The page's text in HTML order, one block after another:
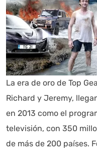
La era de oro de Top
Richard y Jeremy,
en 2013 como el
televisión, con 350
de más de 200 países.